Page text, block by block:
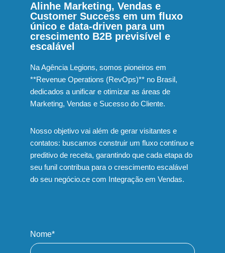
Alinhe Marketing, Vendas e
Customer Success em um fluxo
único e data-driven para um
crescimento B2B previsível e
escalável
Na Agência Legions, somos pioneiros em
**Revenue Operations (RevOps)** no Brasil,
dedicados a unificar e otimizar as áreas de
Marketing, Vendas e Sucesso do Cliente.
Nosso objetivo vai além de gerar visitantes e
contatos: buscamos construir um fluxo contínuo e
preditivo de receita, garantindo que cada etapa do
seu funil contribua para o crescimento escalável
do seu negócio.ce com Integração em Vendas.
Nome*